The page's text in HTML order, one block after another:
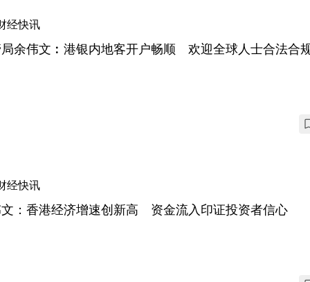
经快讯
余伟文︰港银内地客开户畅顺 欢迎全球人士合法合
经快讯
：香港经济增速创新高 资金流入印证投资者信心